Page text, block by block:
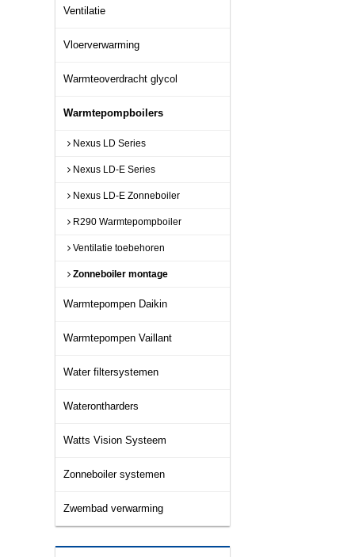
Ventilatie
Vloerverwarming
Warmteoverdracht glycol
Warmtepompboilers
Nexus LD Series
Nexus LD-E Series
Nexus LD-E Zonneboiler
R290 Warmtepompboiler
Ventilatie toebehoren
Zonneboiler montage
Warmtepompen Daikin
Warmtepompen Vaillant
Water filtersystemen
Waterontharders
Watts Vision Systeem
Zonneboiler systemen
Zwembad verwarming